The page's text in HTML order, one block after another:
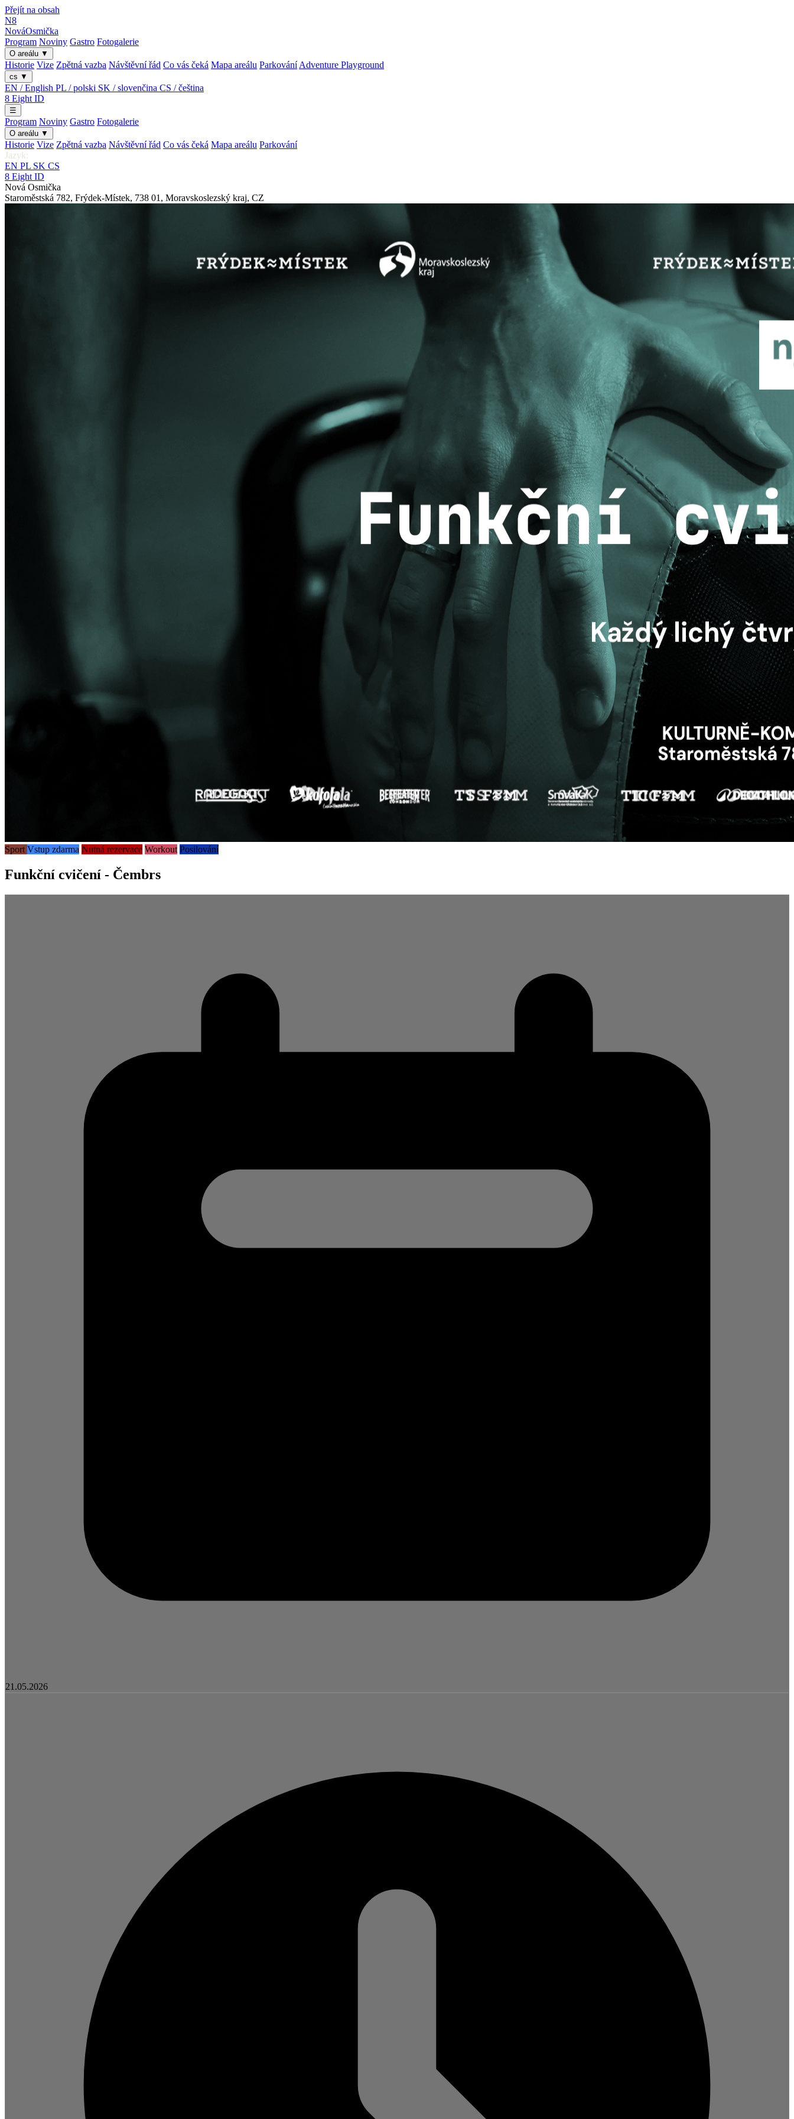
Přejít na obsah
N8
NováOsmička
Program Noviny Gastro Fotogalerie
O areálu ▼
Historie Vize Zpětná vazba Návštěvní řád Co vás čeká Mapa areálu Parkování Adventure Playground
cs ▼
EN / English PL / polski SK / slovenčina CS / čeština
8 Eight ID
☰
Program Noviny Gastro Fotogalerie
O areálu ▼
Historie Vize Zpětná vazba Návštěvní řád Co vás čeká Mapa areálu Parkování
Jazyk:
EN PL SK CS
8 Eight ID
Nová Osmička
Staroměstská 782, Frýdek-Místek, 738 01 , Moravskoslezský kraj, CZ
Sport Vstup zdarma Nutná rezervace Workout Posilování
Funkční cvičení - Čembrs
21.05.2026